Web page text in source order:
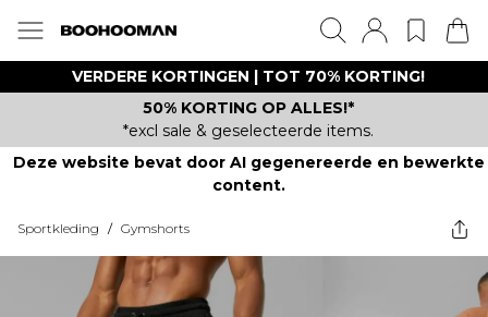
VERDERE KORTINGEN | TOT 70% KORTING!
50% KORTING OP ALLES!*
*excl sale & geselecteerde items.
Deze website bevat door AI gegenereerde en bewerkte
content.
Sportkleding / Gymshorts